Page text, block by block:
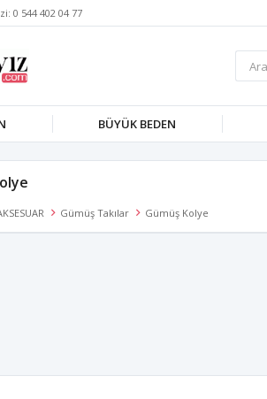
0 544 402 04 77
BÜYÜK BEDEN
Gümüş Takılar Gümüş Kolye